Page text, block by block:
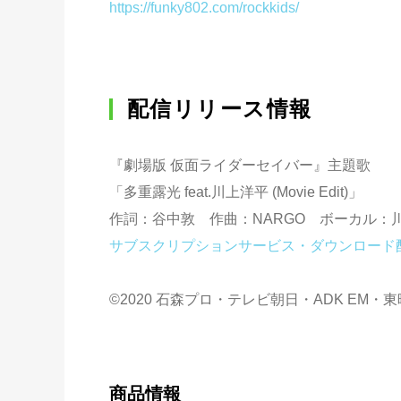
https://funky802.com/rockkids/
配信リリース情報
『劇場版 仮面ライダーセイバー』主題歌
「多重露光 feat.川上洋平 (Movie Edit)」
作詞：谷中敦 作曲：NARGO ボーカル：
サブスクリプションサービス・ダウンロード
©2020 石森プロ・テレビ朝日・ADK EM・東
商品情報